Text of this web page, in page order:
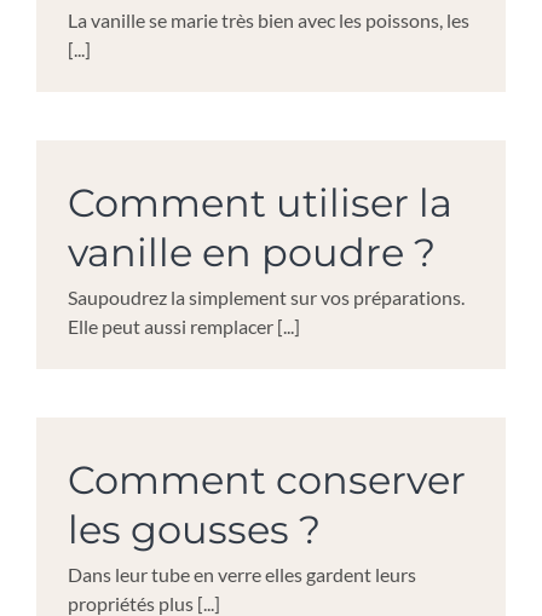
La vanille se marie très bien avec les poissons, les
[...]
Comment utiliser la
vanille en poudre ?
Saupoudrez la simplement sur vos préparations.
Elle peut aussi remplacer [...]
Comment conserver
les gousses ?
Dans leur tube en verre elles gardent leurs
propriétés plus [...]